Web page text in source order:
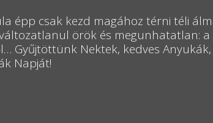
épp csak kezd magához térni téli
örök és megunhatatlan: a
Gyűjtöttünk Nektek, kedves
Napját!